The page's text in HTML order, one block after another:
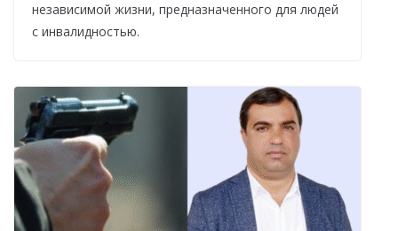
независимой жизни, предназначенного для людей
с инвалидностью.